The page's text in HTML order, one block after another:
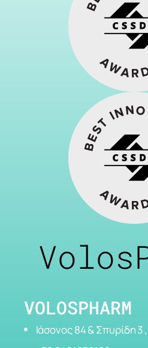
VOLOSPHARM
Ιάσονος 84 & Σπυρίδη 3